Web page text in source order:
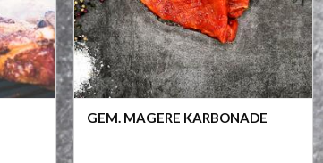
GEM. MAGERE KARBONADE